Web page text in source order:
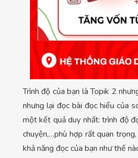
Trình độ của bạn là Topik 2
nhưng lại đọc bài đọc hiểu của
một kết quả duy nhất: trình độ
chuyện,…phù hợp rất quan
khả năng đọc của bạn như thế